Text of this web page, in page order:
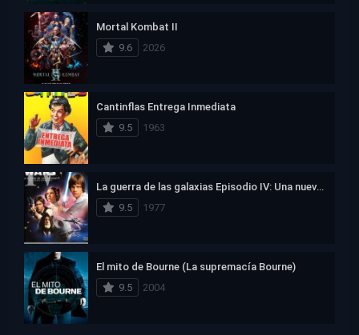
Mortal Kombat II
9.6
2026
Cantinflas Entrega Inmediata
9.5
1963
La guerra de las galaxias Episodio IV: Una nueva esperanza
9.5
1977
El mito de Bourne (La supremacía Bourne)
9.5
2004